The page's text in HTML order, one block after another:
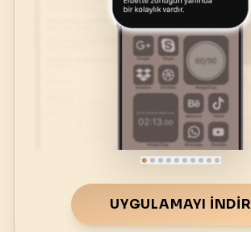
UYGULAMAYI İNDIR